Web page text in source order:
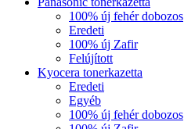
100% új fehér dobozos
Eredeti
100% új Zafir
Felújított
Kyocera tonerkazetta
Eredeti
Egyéb
100% új fehér dobozos